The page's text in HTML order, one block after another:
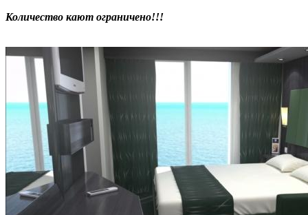
Количество кают ограничено!!!